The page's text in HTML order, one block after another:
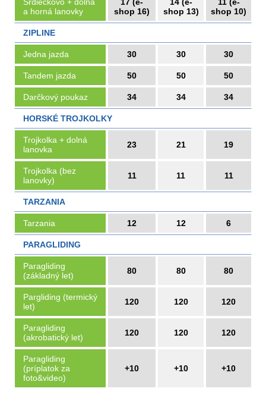
a horná lanovky
shop 16)
shop 13)
shop 10)
ZIPLINE
Jedna jazda 30 30 30
Tandem jazda 50 50 50
Darčkový poukaz 34 34 34
HORSKÉ TROJKOLKY
Trojkolka + dolná
lanovka
23 21 19
Trojkolka (bez
lanovky)
11 11 11
TARZANIA
Tarzania 12 12 6
PARAGLIDING
Paragliding
(základný let)
80 80 80
Pargliding (termický
let)
120 120 120
Paragliding
(akrobatický let)
120 120 120
Paragliding
(príplatok za
foto&video)
+10 +10 +10